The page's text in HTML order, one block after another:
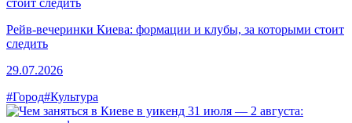
Рейв-вечеринки Киева: формации и клубы, за которыми стоит
следить
29.07.2026
#Город#Культура